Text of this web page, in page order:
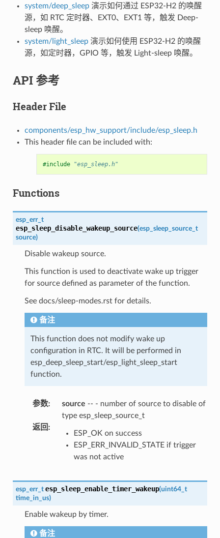
system/deep_sleep演示如何通过 ESP32-H2 的唤醒
源，如 RTC 定时器、EXT0、EXT1 等，触发 Deep-
sleep 唤醒。
system/light_sleep演示如何使用 ESP32-H2 的唤醒
源，如定时器，GPIO 等，触发 Light-sleep 唤醒。
API 参考
Header File
components/esp_hw_support/include/esp_sleep.h
This header file can be included with:
#include "esp_sleep.h"
Functions
esp_err_t
esp_sleep_disable_wakeup_source(esp_sleep_source_t
source)
Disable wakeup source.
This function is used to deactivate wake up trigger
for source defined as parameter of the function.
See docs/sleep-modes.rst for details.
备注
This function does not modify wake up
configuration in RTC. It will be performed in
esp_deep_sleep_start/esp_light_sleep_start
function.
参数: source -- - number of source to disable of
type esp_sleep_source_t
返回 :
ESP_OK on success
ESP_ERR_INVALID_STATE if trigger
was not active
esp_err_t esp_sleep_enable_timer_wakeup(uint64_t
time_in_us)
Enable wakeup by timer.
备注